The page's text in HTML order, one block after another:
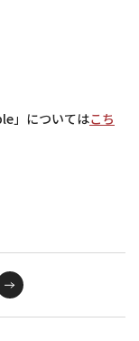
」についてはこち